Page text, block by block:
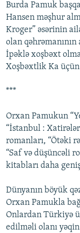
Burda Pamuk
Hansen məşhur
Kroger” əsərinin
olan qəhrəmanının
İpəklə xoşbəxt
Xoşbəxtlik Ka
***
Orxan Pamukun
“İstanbul :
romanları, “Ötəki
“Saf və düşüncəli
kitabları daha
Dünyanın böyük
Orxan Pamukla
Onlardan Türkiyə
edilməli olanı